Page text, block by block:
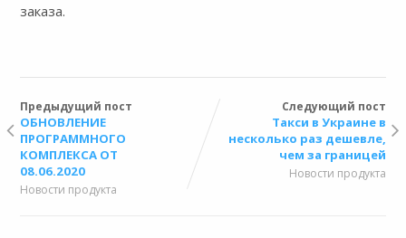
заказа.
Предыдущий пост
ОБНОВЛЕНИЕ
ПРОГРАММНОГО
КОМПЛЕКСА ОТ
08.06.2020
Новости продукта
Следующий пост
Такси в Украине в
несколько раз дешевле,
чем за границей
Новости продукта